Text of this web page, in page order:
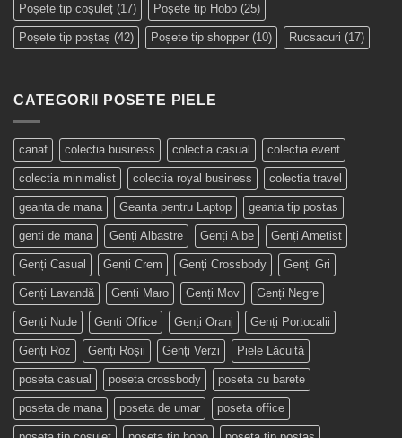
Poșete tip coșuleț (17) Poșete tip Hobo (25)
Poșete tip poștaș (42) Poșete tip shopper (10) Rucsacuri (17)
CATEGORII POSETE PIELE
canaf colectia business colectia casual colectia event
colectia minimalist colectia royal business colectia travel
geanta de mana Geanta pentru Laptop geanta tip postas
genti de mana Genți Albastre Genți Albe Genți Ametist
Genți Casual Genți Crem Genți Crossbody Genți Gri
Genți Lavandă Genți Maro Genți Mov Genți Negre
Genți Nude Genți Office Genți Oranj Genți Portocalii
Genți Roz Genți Roșii Genți Verzi Piele Lăcuită
poseta casual poseta crossbody poseta cu barete
poseta de mana poseta de umar poseta office